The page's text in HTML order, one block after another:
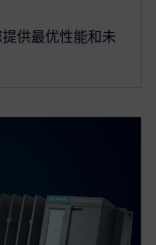
提供最优性能和未